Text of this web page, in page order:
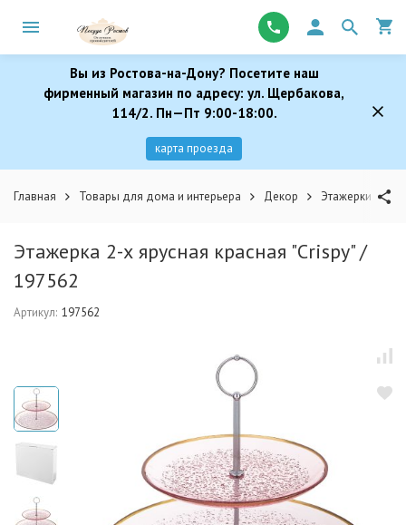
Вы из Ростова-на-Дону? Посетите наш
фирменный магазин по адресу: ул. Щербакова,
114/2. Пн—Пт 9:00-18:00.
карта проезда
Главная Товары для дома и интерьера Декор Этажерки
Этажерка 2-х ярусная красная "Crispy" /
197562
Артикул: 197562